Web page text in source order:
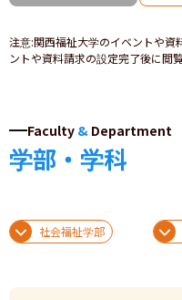
注意:関西福祉大学のイベントや資
ントや資料請求の設定完了後に閲
Faculty & Department
学部・学科
社会福祉学部